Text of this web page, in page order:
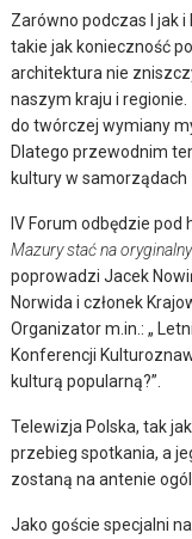
Zarówno podczas I jak
takie jak konieczność
architektura nie
naszym kraju i
do twórczej wymiany
Dlatego przewodnim
kultury w samorządach
IV Forum odbędzie pod
Mazury stać na
poprowadzi Jacek
Norwida i członek
Organizator m.in.: „
Konferencji
kulturą popularną?”.
Telewizja Polska, tak
przebieg spotkania, a
zostaną na antenie
Jako goście specjalni